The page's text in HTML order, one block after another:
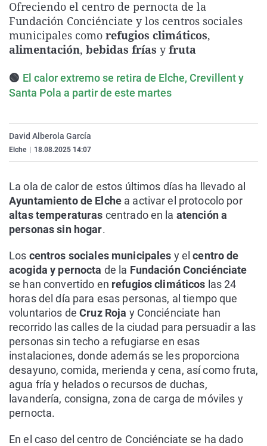
La rosa de los vientos
Gente viajera
Como el perro y el
Caso
Retornados
Equipo de
Operación Viuda
Extremadura
Galicia
La Rioja
Navarra
Virales
Televisión
Elecciones
Ofreciendo el centro de pernocta de la
Fundación Conciénciate y los centros sociales
municipales como refugios climáticos,
alimentación, bebidas frías yfruta
🟢 El calor extremo se retira de Elche, Crevillent y
Santa Pola a partir de este martes
David Alberola García
Elche 18.08.2025 14:07
La ola de calor de estos últimos días ha llevado al
Ayuntamiento de Elchea activar el protocolo por
altas temperaturas centrado en la atención a
personas sin hogar.
Los centros sociales municipales y elcentro de
acogida y pernocta de la Fundación Conciénciate
se han convertido en refugios climáticos las 24
horas del día para esas personas, al tiempo que
voluntarios deCruz Roja y Conciénciate han
recorrido las calles de la ciudad para persuadir a las
personas sin techo a refugiarse en esas
instalaciones, donde además se les proporciona
desayuno, comida, merienda y cena, así como fruta,
agua fría y helados o recursos de duchas,
lavandería, consigna, zona de carga de móviles y
pernocta.
En el caso del centro de Conciénciate se ha dado